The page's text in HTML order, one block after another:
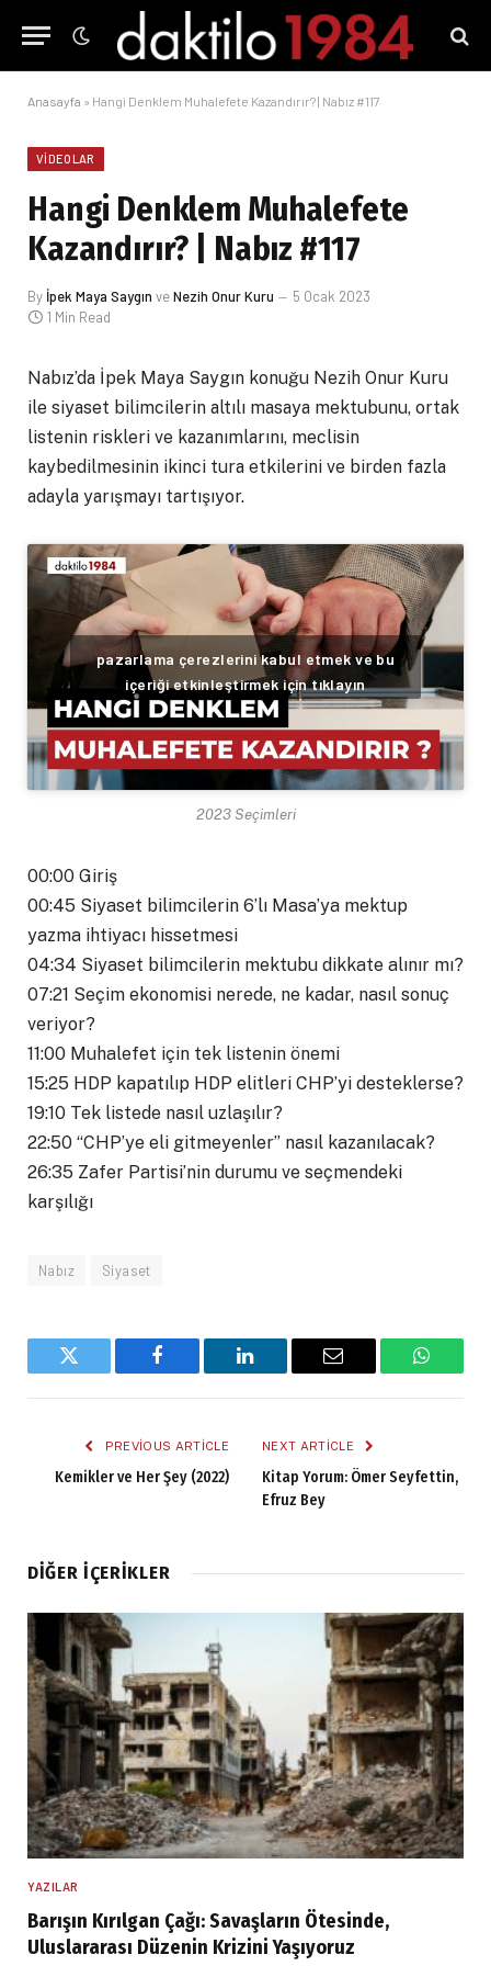
Anasayfa » Hangi Denklem Muhalefete Kazandırır? | Nabız #117
VIDEOLAR
Hangi Denklem Muhalefete
Kazandırır? | Nabız #117
By İpek Maya Saygın veNezih Onur Kuru
5 Ocak 2023
1 Min Read
Nabız’da İpek Maya Saygın konuğu Nezih Onur Kuru
ile siyaset bilimcilerin altılı masaya mektubunu, ortak
listenin riskleri ve kazanımlarını, meclisin
kaybedilmesinin ikinci tura etkilerini ve birden fazla
adayla yarışmayı tartışıyor.
pazarlama çerezlerini kabul etmek ve bu
içeriği etkinleştirmek için tıklayın
2023 Seçimleri
00:00 Giriş
00:45 Siyaset bilimcilerin 6’lı Masa’ya mektup
yazma ihtiyacı hissetmesi
04:34 Siyaset bilimcilerin mektubu dikkate alınır mı?
07:21 Seçim ekonomisi nerede, ne kadar, nasıl sonuç
veriyor?
11:00 Muhalefet için tek listenin önemi
15:25 HDP kapatılıp HDP elitleri CHP’yi desteklerse?
19:10 Tek listede nasıl uzlaşılır?
22:50 “CHP’ye eli gitmeyenler” nasıl kazanılacak?
26:35 Zafer Partisi’nin durumu ve seçmendeki
karşılığı
Nabız Siyaset
Twitter Facebook LinkedIn Email
PREVIOUS ARTICLE
Kemikler ve Her Şey (2022)
NEXT ARTICLE
Kitap Yorum: Ömer Seyfettin,
Efruz Bey
DIĞER İÇERIKLER
YAZILAR
Barışın Kırılgan Çağı: Savaşların Ötesinde,
Uluslararası Düzenin Krizini Yaşıyoruz